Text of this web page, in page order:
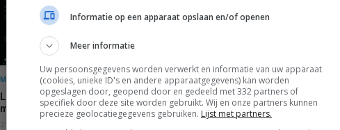
MOBILE
LG bevestigt komst Optimus G Pro
met 5.5 inch full hd-scherm
21 JANUARI 2013
Informatie op een apparaat opslaan en/of openen
Meer informatie
Uw persoonsgegevens worden verwerkt en informatie van uw apparaat
(cookies, unieke ID's en andere apparaatgegevens) kan worden
opgeslagen door, geopend door en gedeeld met 332 partners of
specifiek door deze site worden gebruikt. Wij en onze partners kunnen
precieze geolocatiegegevens gebruiken. Lijst met partners.